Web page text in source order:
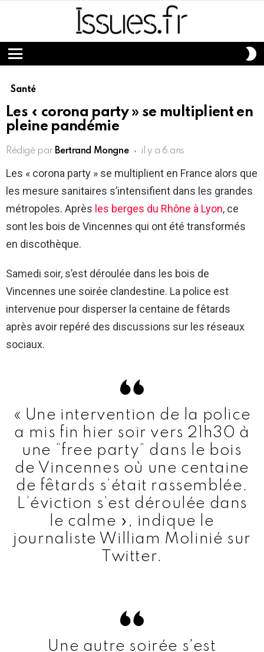
Menu
Santé
Les « corona party » se multiplient en
pleine pandémie
Rédigé par Bertrand Mongne il y a 6 ans
Les « corona party » se multiplient en France alors que
les mesure sanitaires s’intensifient dans les grandes
métropoles. Après les berges du Rhône à Lyon, ce
sont les bois de Vincennes qui ont été transformés
en discothèque.
Samedi soir, s’est déroulée dans les bois de
Vincennes une soirée clandestine. La police est
intervenue pour disperser la centaine de fêtards
après avoir repéré des discussions sur les réseaux
sociaux.
« Une intervention de la police
a mis fin hier soir vers 21h30 à
une “free party” dans le bois
de Vincennes où une centaine
de fêtards s’était rassemblée.
L’éviction s’est déroulée dans
le calme », indique le
journaliste William Molinié sur
Twitter.
Une autre soirée s'est